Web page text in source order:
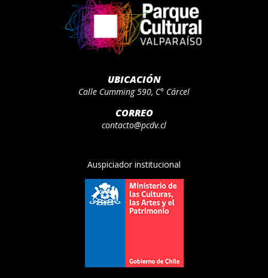
UBICACIÓN
Calle Cumming 590, C° Cárcel
CORREO
contacto@pcdv.cl
Auspiciador institucional